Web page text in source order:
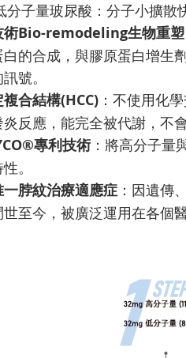
子量玻尿酸：分子小擴散
術Bio-remodeling生物重塑
的合成，與膠原蛋白增生
號。
合結構(HCC) ：不使用化
反應，能完全被代謝，不
專利技術：將高分子量
。
一脖紋治療適應症 ：因遺傳
至今，被廣泛運用在各個